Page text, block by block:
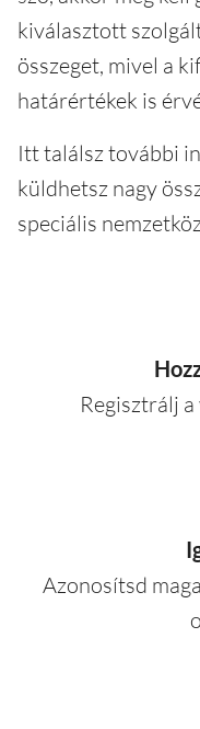
kiválasztott
összeget, mivel a
határértékek is
Itt találsz további
küldhetsz nagy
speciális
Regisztrálj
Azonosítsd